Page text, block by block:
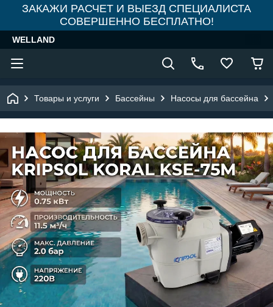
ЗАКАЖИ РАСЧЕТ И ВЫЕЗД СПЕЦИАЛИСТА
СОВЕРШЕННО БЕСПЛАТНО!
WELLAND
Товары и услуги Бассейны Насосы для бассейна